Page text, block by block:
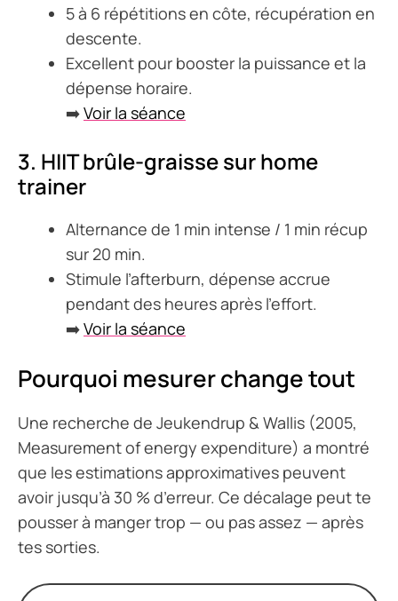
5 à 6 répétitions en côte, récupération en
descente.
Excellent pour booster la puissance et la
dépense horaire.
➡️Voir la séance
3. HIIT brûle-graisse sur home
trainer
Alternance de 1 min intense / 1 min récup
sur 20 min.
Stimule l’afterburn, dépense accrue
pendant des heures après l’effort.
➡️Voir la séance
Pourquoi mesurer change tout
Une recherche de Jeukendrup & Wallis (2005,
Measurement of energy expenditure) a montré
que les estimations approximatives peuvent
avoir jusqu’à 30 % d’erreur. Ce décalage peut te
pousser à manger trop — ou pas assez — après
tes sorties.